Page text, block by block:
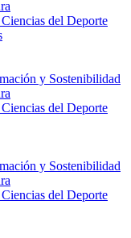
del Deporte
y Sostenibilidad
del Deporte
y Sostenibilidad
del Deporte